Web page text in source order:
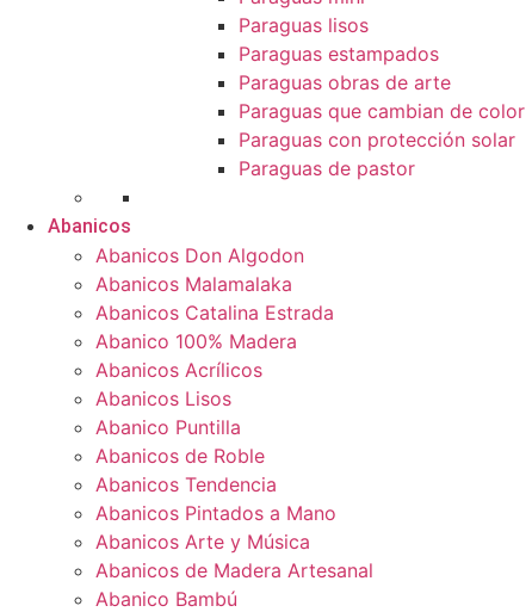
Paraguas lisos
Paraguas estampados
Paraguas obras de arte
Paraguas que cambian de color
Paraguas con protección solar
Paraguas de pastor
Abanicos
Abanicos Don Algodon
Abanicos Malamalaka
Abanicos Catalina Estrada
Abanico 100% Madera
Abanicos Acrílicos
Abanicos Lisos
Abanico Puntilla
Abanicos de Roble
Abanicos Tendencia
Abanicos Pintados a Mano
Abanicos Arte y Música
Abanicos de Madera Artesanal
Abanico Bambú